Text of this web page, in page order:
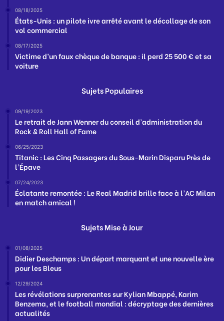
08/18/2025
États-Unis : un pilote ivre arrêté avant le décollage de son
vol commercial
08/17/2025
Victime d’un faux chèque de banque : il perd 25 500 € et sa
voiture
Sujets Populaires
09/19/2023
Le retrait de Jann Wenner du conseil d’administration du
Rock & Roll Hall of Fame
06/25/2023
Titanic : Les Cinq Passagers du Sous-Marin Disparu Près de
l’Épave
07/24/2023
Éclatante remontée : Le Real Madrid brille face à l’AC Milan
en match amical !
Sujets Mise à Jour
01/08/2025
Didier Deschamps : Un départ marquant et une nouvelle ère
pour les Bleus
12/29/2024
Les révélations surprenantes sur Kylian Mbappé, Karim
Benzema, et le football mondial : décryptage des dernières
actualités